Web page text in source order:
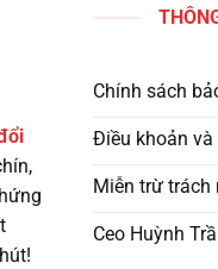
Chính sách
Điều khoản và
Miễn trừ trách
Ceo Huỳnh